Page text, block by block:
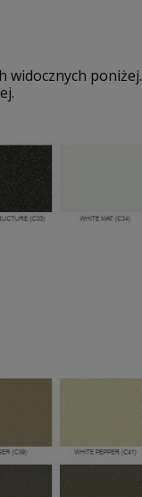
widocznych poniżej.